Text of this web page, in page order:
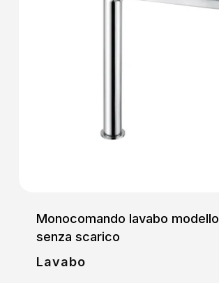
Monocomando lavabo
senza scarico
Lavabo